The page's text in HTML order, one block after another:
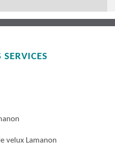
SERVICES
velux Lamanon